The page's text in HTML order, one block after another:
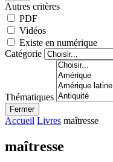
Autres critères
PDF
Vidéos
Existe en numérique
Catégorie
Thématiques
Fermer
Accueil Livres maîtresse
maîtresse